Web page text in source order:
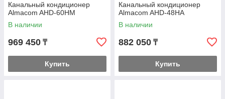
Канальный кондиционер
Almacom AHD-60HM
В наличии
969 450 ₸
Купить
Канальный кондиционер
Almacom AHD-48НА
В наличии
882 050 ₸
Купить